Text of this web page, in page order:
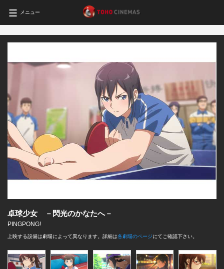
メニュー
卓球少女 －閃光のかなたへ－
PINGPONG!
上映する設備は劇場によって異なります。詳細は各劇場のページにてご確認下さい。